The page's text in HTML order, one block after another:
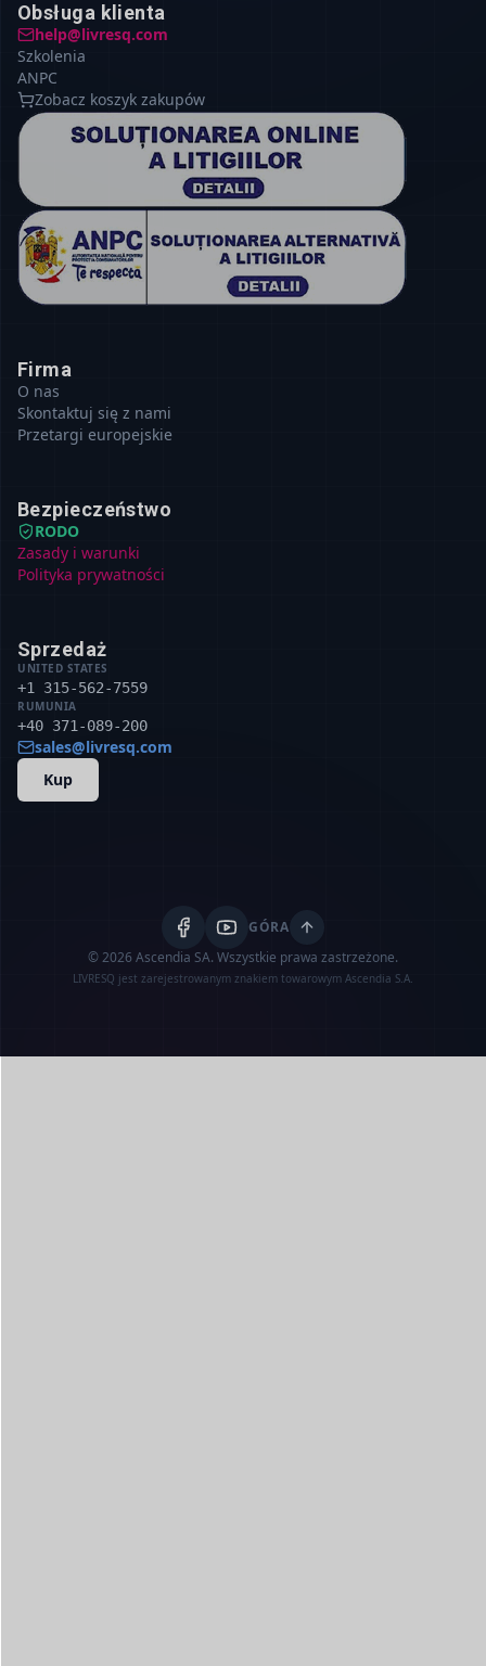
Obsługa klienta
help@livresq.com
Szkolenia
ANPC
Zobacz koszyk zakupów
Firma
O nas
Skontaktuj się z nami
Przetargi europejskie
Bezpieczeństwo
RODO
Zasady i warunki
Polityka prywatności
Sprzedaż
UNITED STATES
+1 315-562-7559
RUMUNIA
+40 371-089-200
sales@livresq.com
Kup
GÓRA
© 2026 Ascendia SA. Wszystkie prawa zastrzeżone.
LIVRESQ jest zarejestrowanym znakiem towarowym Ascendia S.A.